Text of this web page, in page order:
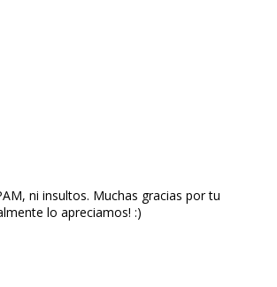
ni insultos. Muchas gracias por tu
lo apreciamos! :)